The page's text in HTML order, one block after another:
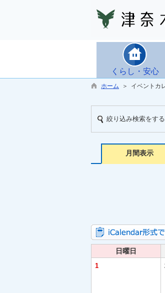
くらし・安心
ホーム ＞ イベントカ
絞り込み検索をする
月間表示
日曜日
1